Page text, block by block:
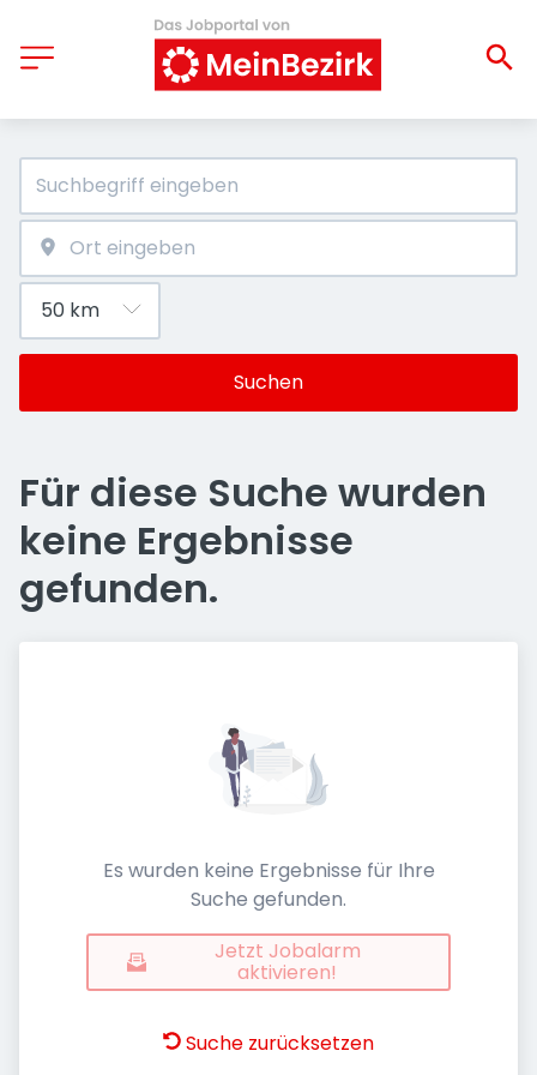
Suchen
Für diese Suche wurden
keine Ergebnisse
gefunden.
Es wurden keine Ergebnisse für Ihre
Suche gefunden.
Jetzt Jobalarm
aktivieren!
Suche zurücksetzen